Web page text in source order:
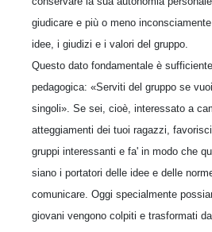
giudicare e più o meno
idee, i giudizi e i valori del gruppo.
Questo dato fondamentale è
pedagogica: «Serviti del gruppo se
singoli». Se sei, cioè, interessato a
atteggiamenti dei tuoi ragazzi,
gruppi interessanti e fa' in modo che
siano i portatori delle idee e delle
comunicare. Oggi specialmente
giovani vengono colpiti e trasformati